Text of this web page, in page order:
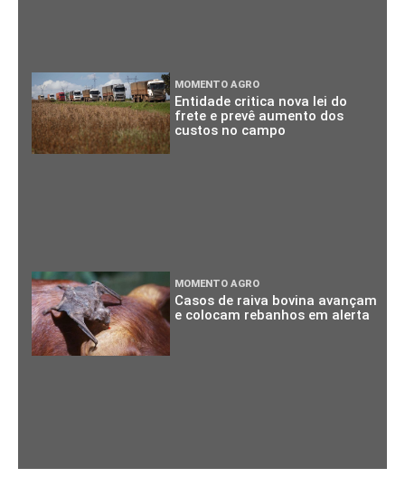
MOMENTO AGRO
Entidade critica nova lei do
frete e prevê aumento dos
custos no campo
MOMENTO AGRO
Casos de raiva bovina avançam
e colocam rebanhos em alerta